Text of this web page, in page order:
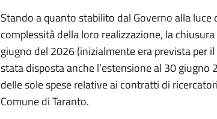
Stando a quanto stabilito dal Governo alla
complessità della loro realizzazione, la
giugno del 2026 (inizialmente era prevista per
stata disposta anche l’estensione al 30
delle sole spese relative ai contratti di
Comune di Taranto.